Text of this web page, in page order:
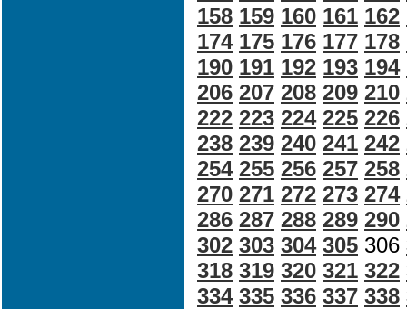
158 159 160 161 162
174 175 176 177 178
190 191 192 193 194
206 207 208 209 210
222 223 224 225 226
238 239 240 241 242
254 255 256 257 258
270 271 272 273 274
286 287 288 289 290
302 303 304 305 306
318 319 320 321 322
334 335 336 337 338